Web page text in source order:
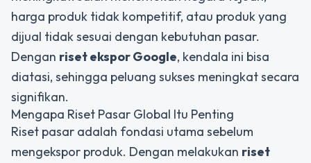
harga produk tidak kompetitif, atau produk yang
dijual tidak sesuai dengan kebutuhan pasar.
Dengan riset ekspor Google, kendala ini bisa
diatasi, sehingga peluang sukses meningkat secara
signifikan.
Mengapa Riset Pasar Global Itu Penting
Riset pasar adalah fondasi utama sebelum
mengekspor produk. Dengan melakukan riset